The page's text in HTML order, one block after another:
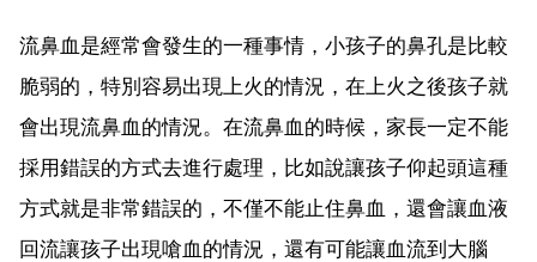
流鼻血是經常會發生的一種事情，小孩子的鼻孔是比較
脆弱的，特別容易出現上火的情況，在上火之後孩子就
會出現流鼻血的情況。在流鼻血的時候，家長一定不能
採用錯誤的方式去進行處理，比如說讓孩子仰起頭這種
方式就是非常錯誤的，不僅不能止住鼻血，還會讓血液
回流讓孩子出現嗆血的情況，還有可能讓血流到大腦